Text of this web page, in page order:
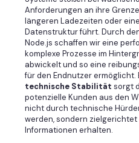
Anforderungen an ihre
längeren Ladezeiten oder
Datenstruktur führt. Durch
Node.js schaffen wir eine
komplexe Prozesse im
abwickelt und so eine
für den Endnutzer ermöglicht.
technische Stabilität sorgt
potenzielle Kunden aus den
nicht durch technische
werden, sondern
Informationen erhalten.